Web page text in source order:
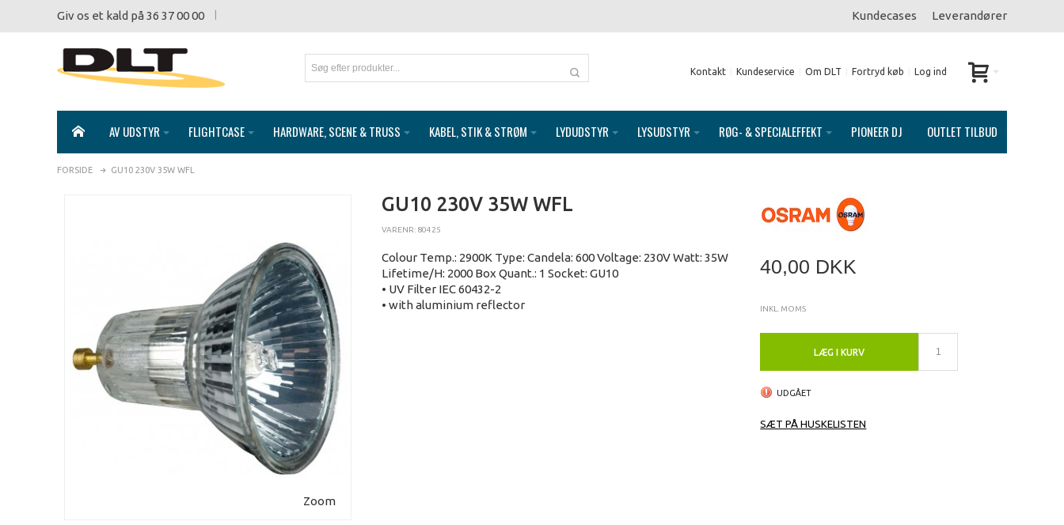
Giv os et kald på 36 37 00 00 Kundecases Leverandører
Kontakt Kundeservice Om DLT Fortryd køb Log ind
AV UDSTYR FLIGHTCASE HARDWARE, SCENE & TRUSS KABEL, STIK & STRØM LYDUDSTYR LYSUDSTYR RØG- & SPECIALEFFEKT PIONEER DJ OUTLET TILBUD
FORSIDE GU10 230V 35W WFL
Zoom
GU10 230V 35W WFL
VARENR: 80425
Colour Temp.: 2900K Type: Candela: 600 Voltage: 230V Watt: 35W
Lifetime/H: 2000 Box Quant.: 1 Socket: GU10
• UV Filter IEC 60432-2
• with aluminium reflector
40,00 DKK
INKL. MOMS
LÆG I KURV
UDGÅET
SÆT PÅ HUSKELISTEN